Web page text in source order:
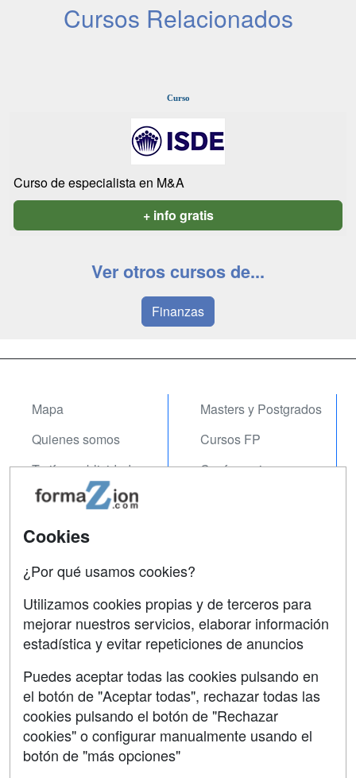
Cursos Relacionados
Curso
Curso de especialista en M&A
+ info gratis
Ver otros cursos de...
Finanzas
Mapa
Quienes somos
Tarifas publicidad
Acceso Usuarios
Acceso Centros
Masters y Postgrados
Cursos FP
Conferencias
Contactar
Confidencialidad
Aviso legal
Copyleft
Cookies
¿Por qué usamos cookies?
Utilizamos cookies propias y de terceros para
mejorar nuestros servicios, elaborar información
estadística y evitar repeticiones de anuncios
Puedes aceptar todas las cookies pulsando en
el botón de "Aceptar todas", rechazar todas las
cookies pulsando el botón de "Rechazar
cookies" o configurar manualmente usando el
botón de "más opciones"